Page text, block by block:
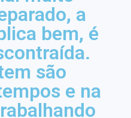
a
bem, é
são
e na